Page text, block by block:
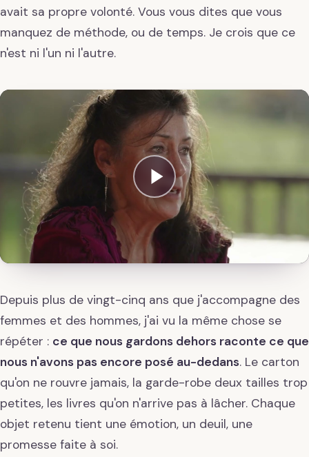
avait sa propre volonté. Vous vous dites que vous
manquez de méthode, ou de temps. Je crois que ce
n'est ni l'un ni l'autre.
Depuis plus de vingt-cinq ans que j'accompagne des
femmes et des hommes, j'ai vu la même chose se
répéter : ce que nous gardons dehors raconte ce que
nous n'avons pas encore posé au-dedans. Le carton
qu'on ne rouvre jamais, la garde-robe deux tailles trop
petites, les livres qu'on n'arrive pas à lâcher. Chaque
objet retenu tient une émotion, un deuil, une
promesse faite à soi.